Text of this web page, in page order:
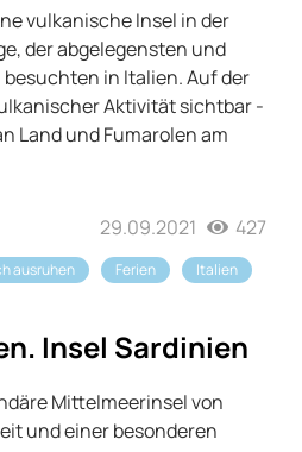
vulkanische Insel in der
der abgelegensten und
in Italien. Auf der
Aktivität sichtbar -
Land und Fumarolen am
29.09.2021 427
ausruhen Ferien
Italien
Insel Sardinien
Mittelmeerinsel von
und einer besonderen